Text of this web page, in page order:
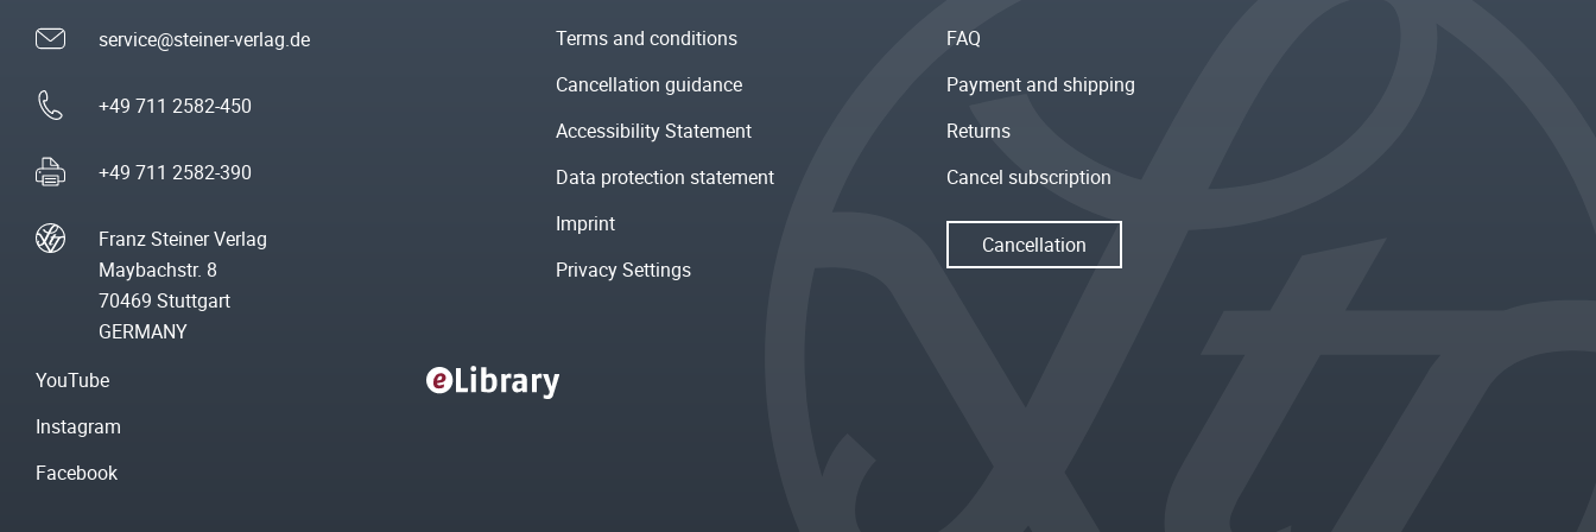
service@steiner-verlag.de
+49 711 2582-450
+49 711 2582-390
Franz Steiner Verlag
Maybachstr. 8
70469 Stuttgart
GERMANY
Terms and conditions
Cancellation guidance
Accessibility Statement
Data protection statement
Imprint
Privacy Settings
FAQ
Payment and shipping
Returns
Cancel subscription
Cancellation
YouTube
Instagram
Facebook